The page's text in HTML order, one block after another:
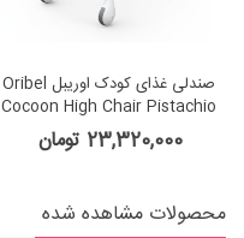
صندلی غذای کودک اوریبل Oribel
Cocoon High Chair Pistachio
Macaron
23,320,000 تومان
محصولات مشاهده شده